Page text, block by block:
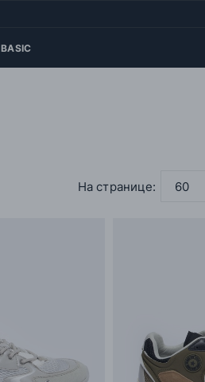
BASIC
На странице: 60